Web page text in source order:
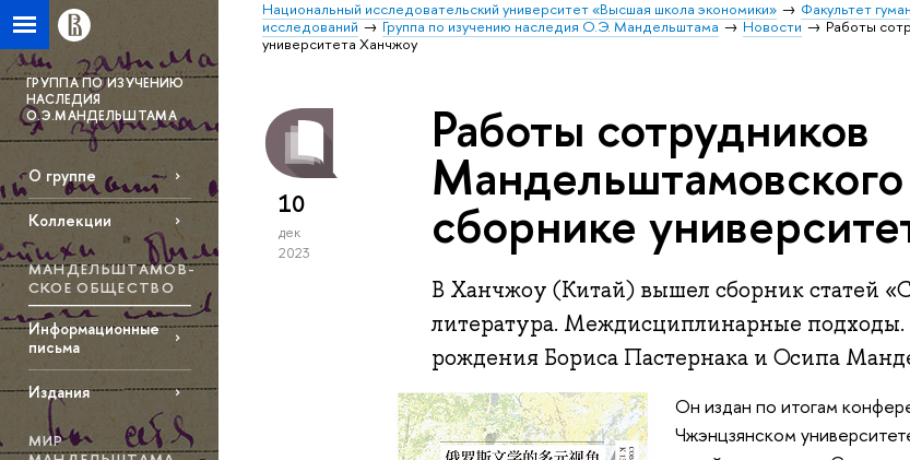
Национальный исследовательский университет «Высшая школа экономики» Факультет
исследований
Группа по изучению наследия О.Э. Мандельштама Новости
Работы
университета Ханчжоу
ГРУППА ПО ИЗУЧЕНИЮ
НАСЛЕДИЯ
О.Э.МАНДЕЛЬШТАМА
О группе
Коллекции
МАНДЕЛЬШТАМОВ­
СКОЕ ОБЩЕСТВО
Информационные
письма
Издания
МИР
10
дек
2023
Работы сотрудников
сборнике
В Ханчжоу (Китай) вышел сборник статей
литература. Междисциплинарные подходы.
рождения Бориса Пастернака и Осипа
Он издан по итогам
Чжэнцзянском